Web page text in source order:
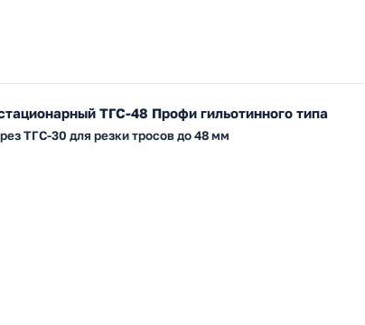
ТГС-48 Профи гильотинного типа
ТГС-30 для резки тросов до 48 мм